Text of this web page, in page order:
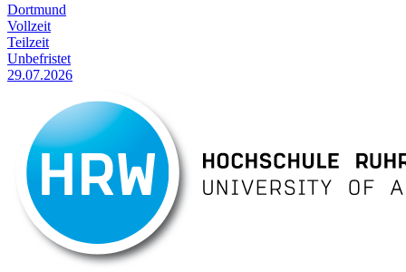
Dortmund
Vollzeit
Teilzeit
Unbefristet
29.07.2026